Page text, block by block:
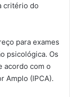
critério do
para exames
psicológica. Os
acordo com o
Amplo (IPCA).